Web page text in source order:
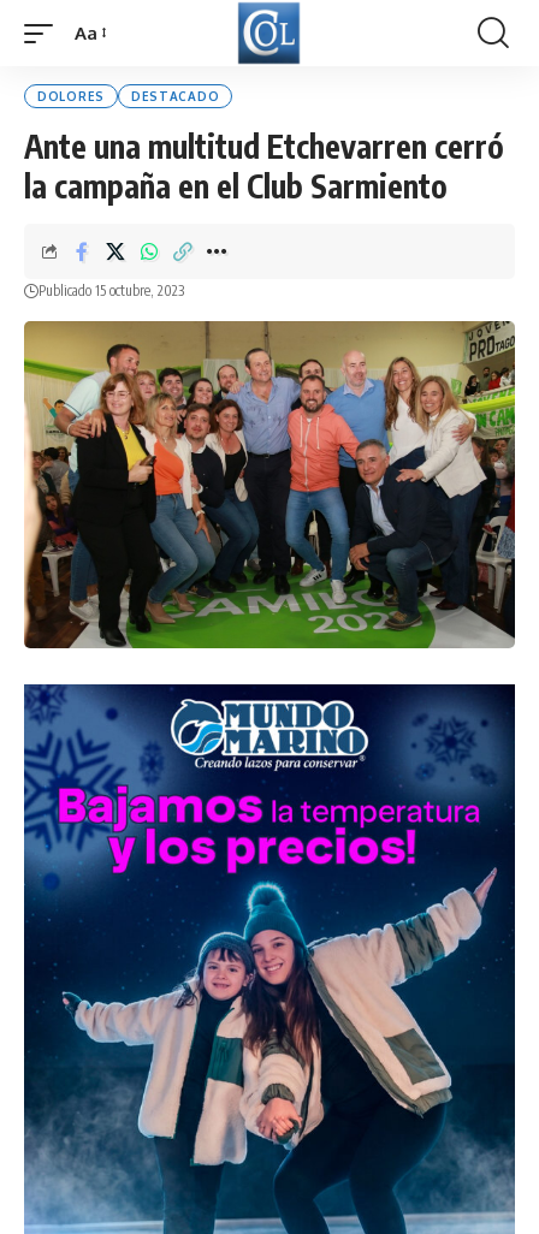
Font
Aa
DOLORES DESTACADO
Ante una multitud Etchevarren cerró
la campaña en el Club Sarmiento
Publicado 15 octubre, 2023